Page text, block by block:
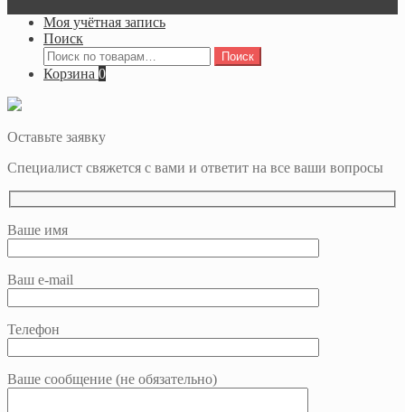
Моя учётная запись
Поиск
Искать:
Поиск
Корзина 0
Оставьте заявку
Специалист свяжется с вами и ответит на все ваши вопросы
Ваше имя
Ваш e-mail
Телефон
Ваше сообщение (не обязательно)